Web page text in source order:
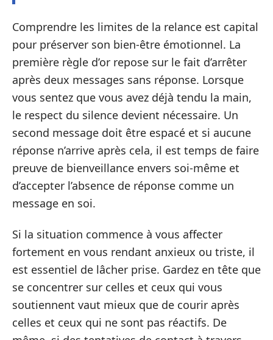
Comprendre les limites de la relance est capital
pour préserver son bien-être émotionnel. La
première règle d’or repose sur le fait d’arrêter
après deux messages sans réponse. Lorsque
vous sentez que vous avez déjà tendu la main,
le respect du silence devient nécessaire. Un
second message doit être espacé et si aucune
réponse n’arrive après cela, il est temps de faire
preuve de bienveillance envers soi-même et
d’accepter l’absence de réponse comme un
message en soi.
Si la situation commence à vous affecter
fortement en vous rendant anxieux ou triste, il
est essentiel de lâcher prise. Gardez en tête que
se concentrer sur celles et ceux qui vous
soutiennent vaut mieux que de courir après
celles et ceux qui ne sont pas réactifs. De